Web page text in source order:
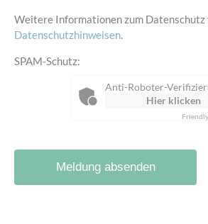
Weitere Informationen zum Datenschutz
Datenschutzhinweisen.
SPAM-Schutz:
Anti-Roboter-
Hier klicken
Friendly
Meldung absenden